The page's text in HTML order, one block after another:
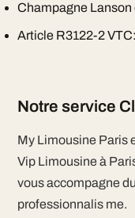
Champagne Lanson
Article R3122-2
Notre service
My Limousine Paris
Vip Limousine à
vous accompagne
professionnalis me.